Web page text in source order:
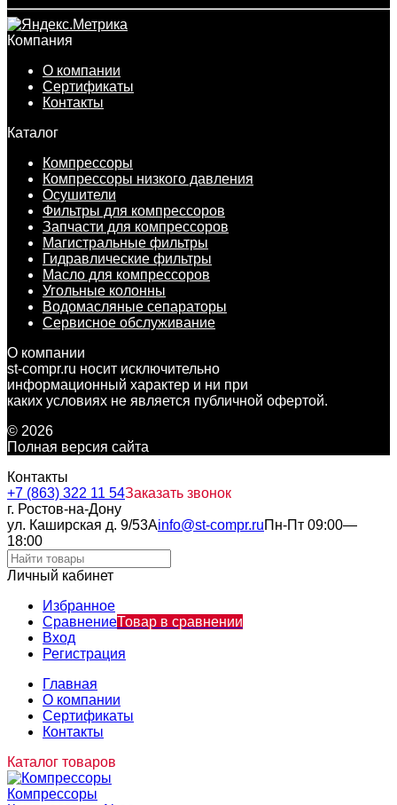
Компания
О компании
Сертификаты
Контакты
Каталог
Компрессоры
Компрессоры низкого давления
Осушители
Фильтры для компрессоров
Запчасти для компрессоров
Магистральные фильтры
Гидравлические фильтры
Масло для компрессоров
Угольные колонны
Водомасляные сепараторы
Сервисное обслуживание
О компании
st-compr.ru носит исключительно
информационный характер и ни при
каких условиях не является публичной офертой.
© 2026
Полная версия сайта
Контакты
+7 (863) 322 11 54Заказать звонок
г. Ростов-на-Дону
ул. Каширская д. 9/53Аinfo@st-compr.ruПн-Пт 09:00—
18:00
Личный кабинет
Избранное
СравнениеТовар в сравнении
Вход
Регистрация
Главная
О компании
Сертификаты
Контакты
Каталог товаров
Компрессоры